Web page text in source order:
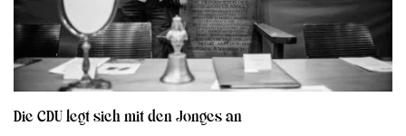
Die CDU legt sich mit den Jonges an